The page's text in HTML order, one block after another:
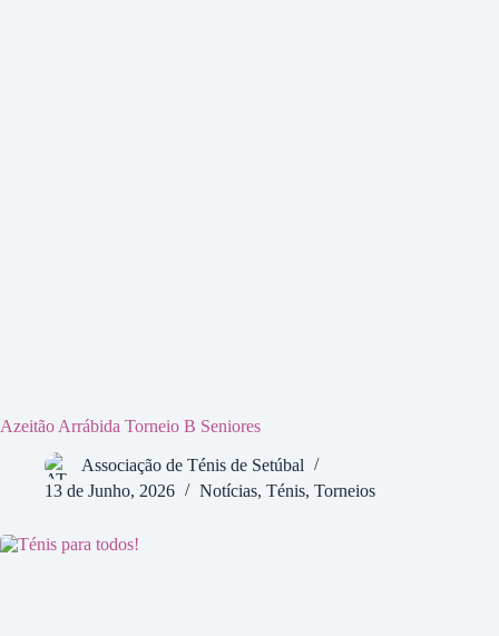
Azeitão Arrábida Torneio B Seniores
Associação de Ténis de Setúbal
13 de Junho, 2026
Notícias, Ténis, Torneios